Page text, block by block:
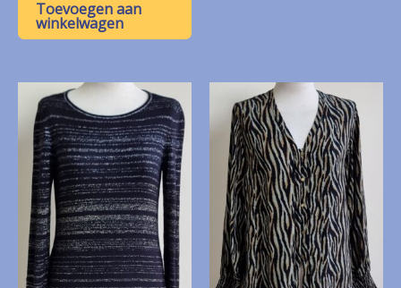
Toevoegen aan
winkelwagen